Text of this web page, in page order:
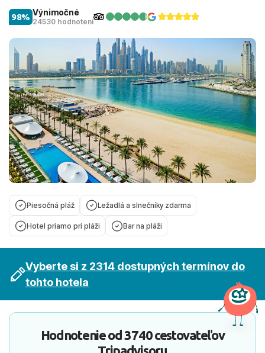
Výnimočné
24530 hodnotení
98%
Piesočná pláž Ležadlá a slnečníky zdarma
Hotel priamo pri pláži Bar na pláži
Vyberte si z 2314 dostupných termínov do
tohto hotela
Hodnotenie od3740 cestovateľov